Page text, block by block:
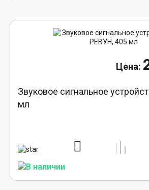
Звуковое сигнальное
мл